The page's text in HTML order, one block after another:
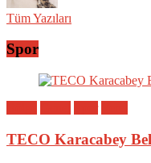
Tüm Yazıları
Spor
TECO Karacabey